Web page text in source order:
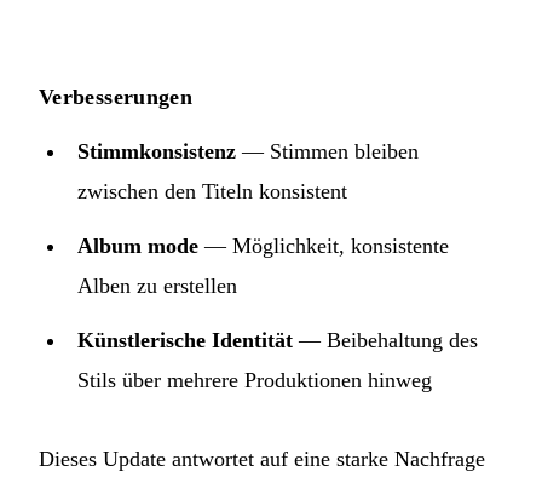
Verbesserungen
Stimmkonsistenz — Stimmen bleiben
zwischen den Titeln konsistent
Album mode — Möglichkeit, konsistente
Alben zu erstellen
Künstlerische Identität — Beibehaltung des
Stils über mehrere Produktionen hinweg
Dieses Update antwortet auf eine starke Nachfrage